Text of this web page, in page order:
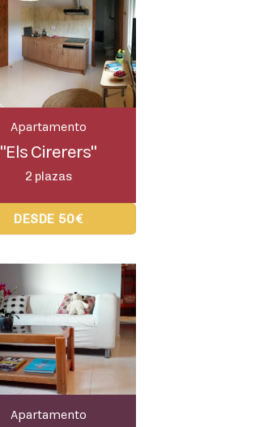
Apartamento
"Els Cirerers"
2 plazas
DESDE 50€
Apartamento